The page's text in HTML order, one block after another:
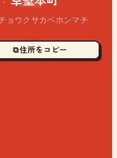
ョウクサカベホンマチ
⧉ 住所をコピー